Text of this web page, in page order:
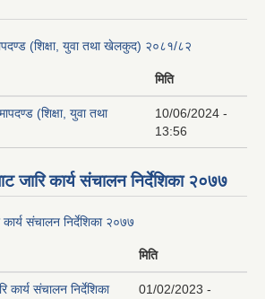
(शिक्षा, युवा तथा खेलकुद) २०८१/८२
मिति
(शिक्षा, युवा तथा
10/06/2024 -
13:56
जारि कार्य संचालन निर्देशिका २०७७
कार्य संचालन निर्देशिका २०७७
मिति
कार्य संचालन निर्देशिका
01/02/2023 -